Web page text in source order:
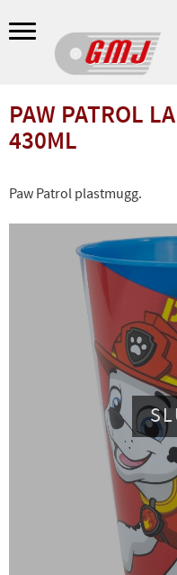
Meny
PAW PATROL
430ML
Paw Patrol plastmugg.